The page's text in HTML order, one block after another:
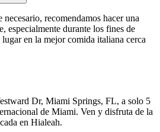
recomendamos hacer una
especialmente durante los fines de
lugar en la mejor comida italiana cerca
Dr, Miami Springs, FL, a solo 5
de Miami. Ven y disfruta de la
en Hialeah.